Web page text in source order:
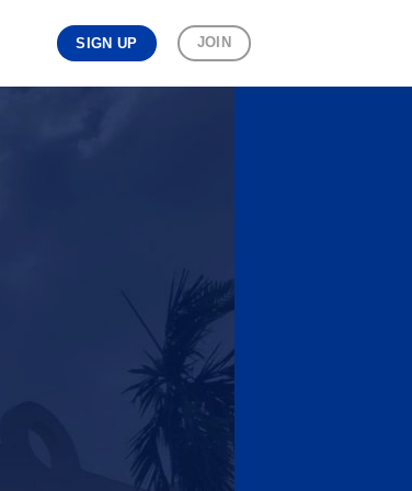
SIGN UP JOIN